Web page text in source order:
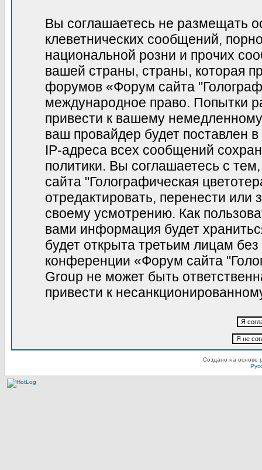
Вы соглашаетесь не размещать
клеветнических сообщений,
национальной розни и прочих
вашей страны, страны, которая
форумов «Форум сайта
международное право. Попытки
привести к вашему
ваш провайдер будет поставлен
IP-адреса всех сообщений
политики. Вы соглашаетесь с
сайта "Голографическая
отредактировать, перенести
своему усмотрению. Как
вами информация будет
будет открыта третьим лицам
конференции «Форум сайта
Group не может быть
привести к
Создано на основе